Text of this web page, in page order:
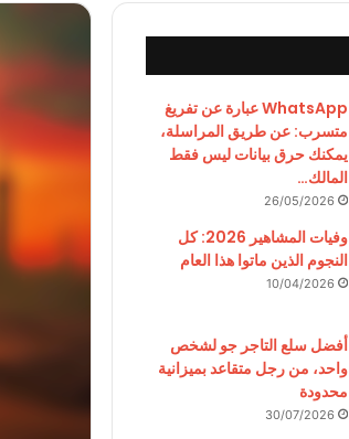
WhatsApp عبارة عن تفريغ
متسرب: عن طريق المراسلة،
يمكنك حرق بيانات ليس فقط
المالك…
26/05/2026
وفيات المشاهير 2026: كل
النجوم الذين ماتوا هذا العام
10/04/2026
أفضل سلع التاجر جو لشخص
واحد، من رجل متقاعد بميزانية
محدودة
30/07/2026